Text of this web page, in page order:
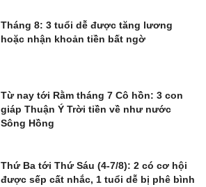
Tháng 8: 3 tuổi dễ được tăng lương
hoặc nhận khoản tiền bất ngờ
Từ nay tới Rằm tháng 7 Cô hồn: 3 con
giáp Thuận Ý Trời tiền về như nước
Sông Hồng
Thứ Ba tới Thứ Sáu (4-7/8): 2 có cơ hội
được sếp cất nhắc, 1 tuổi dễ bị phê bình